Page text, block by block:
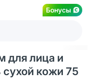
Бонусы
для лица и
сухой кожи 75